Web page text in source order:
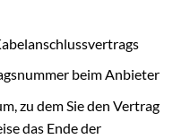
beim Anbieter
zu dem Sie den Vertrag
das Ende der